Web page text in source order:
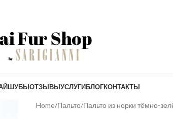
ШУБЫОТЗЫВЫУСЛУГИБЛОГКОНТАКТЫ
Home Пальто Пальто из норки тёмно-